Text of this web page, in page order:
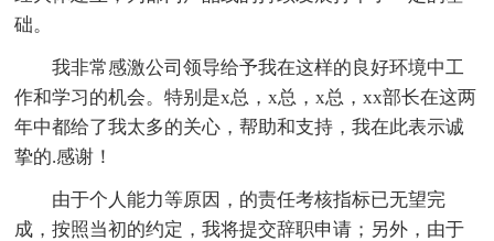
础。
我非常感激公司领导给予我在这样的良好环境中工
作和学习的机会。特别是x总，x总，x总，xx部长在这两
年中都给了我太多的关心，帮助和支持，我在此表示诚
挚的.感谢！
由于个人能力等原因，的责任考核指标已无望完
成，按照当初的约定，我将提交辞职申请；另外，由于